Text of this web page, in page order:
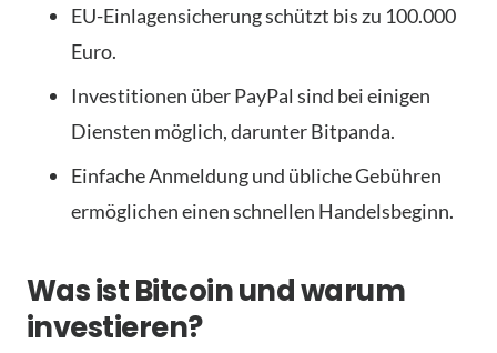
EU-Einlagensicherung schützt bis zu 100.000
Euro.
Investitionen über PayPal sind bei einigen
Diensten möglich, darunter Bitpanda.
Einfache Anmeldung und übliche Gebühren
ermöglichen einen schnellen Handelsbeginn.
Was ist Bitcoin und warum
investieren?